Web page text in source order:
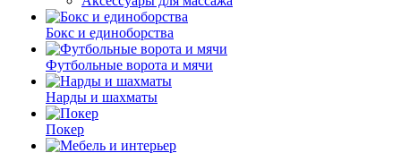
Бокс и единоборства
Футбольные ворота и мячи
Нарды и шахматы
Покер